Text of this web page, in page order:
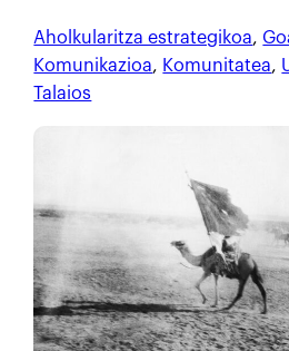
Aholkularitza estrategikoa,
Komunikazioa, Komunitatea,
Talaios